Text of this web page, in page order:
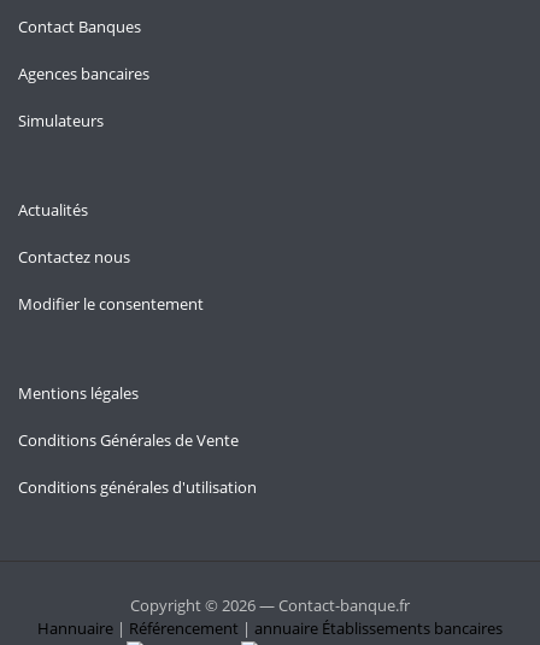
Contact Banques
Agences bancaires
Simulateurs
Actualités
Contactez nous
Modifier le consentement
Mentions légales
Conditions Générales de Vente
Conditions générales d'utilisation
Copyright © 2026 — Contact-banque.fr
Hannuaire | Référencement | annuaire Établissements bancaires